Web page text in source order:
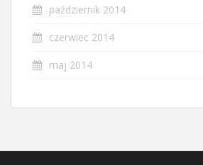
październik 2014
czerwiec 2014
maj 2014